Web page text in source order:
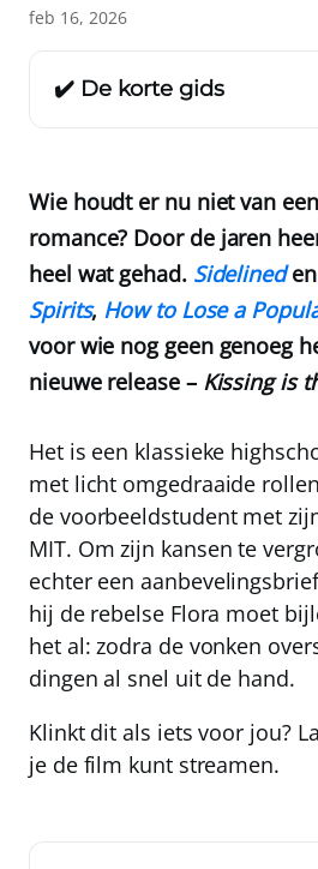
feb 16, 2026
✔️ De korte gids
Wie houdt er nu niet van
romance? Door de jaren
heel wat gehad. Sidelineden
Spirits, How to Lose a
voor wie nog geen genoeg
nieuwe release – Kissing is
Het is een klassieke
met licht omgedraaide
de voorbeeldstudent met
MIT. Om zijn kansen te
echter een
hij de rebelse Flora moet
het al: zodra de vonken
dingen al snel uit de hand.
Klinkt dit als iets voor jou?
je de film kunt streamen.